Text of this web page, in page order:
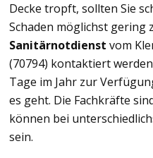
Decke tropft, sollten Sie
Schaden möglichst gering
Sanitärnotdienst vom
(70794) kontaktiert
Tage im Jahr zur
es geht. Die Fachkräfte
können bei
sein.